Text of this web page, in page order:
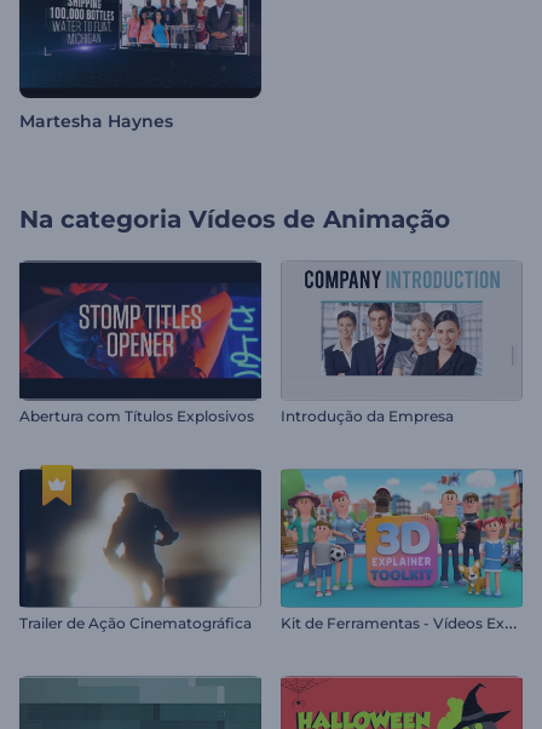
Martesha Haynes
Na categoria Vídeos de Animação
Abertura com Títulos Explosivos Introdução da Empresa
Trailer de Ação Cinematográfica K
it de Ferramentas - Vídeos Explicativos 3D